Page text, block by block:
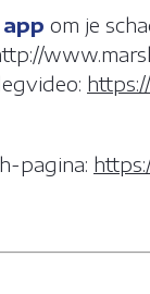
om je
pagina: